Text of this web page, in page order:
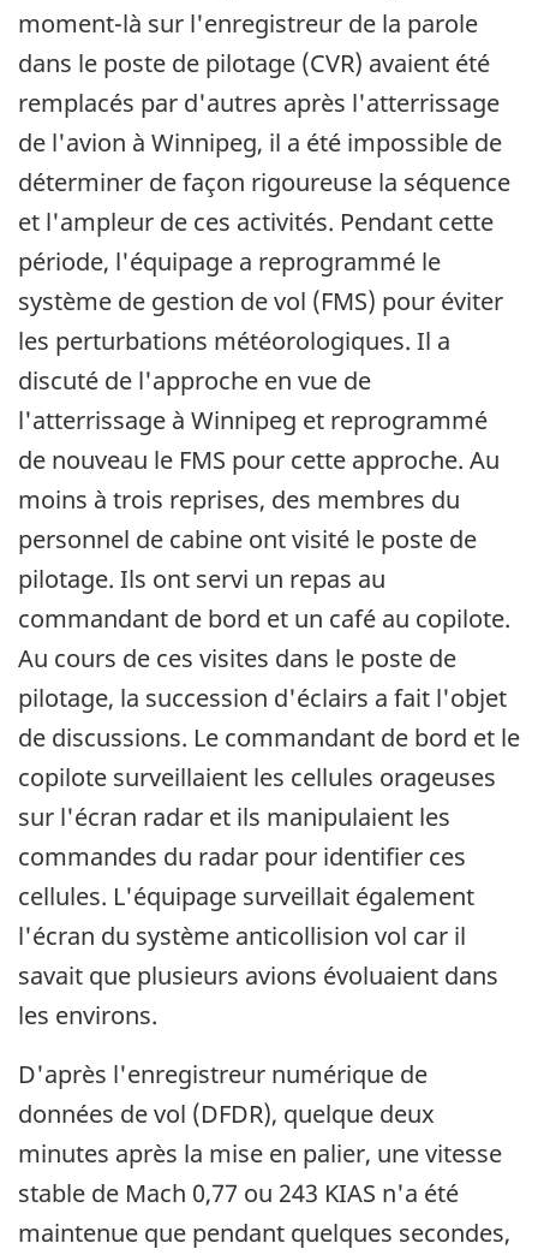
moment-là sur l'enregistreur de la parole
dans le poste de pilotage (CVR) avaient été
remplacés par d'autres après l'atterrissage
de l'avion à Winnipeg, il a été impossible de
déterminer de façon rigoureuse la séquence
et l'ampleur de ces activités. Pendant cette
période, l'équipage a reprogrammé le
système de gestion de vol (FMS) pour éviter
les perturbations météorologiques. Il a
discuté de l'approche en vue de
l'atterrissage à Winnipeg et reprogrammé
de nouveau le FMS pour cette approche. Au
moins à trois reprises, des membres du
personnel de cabine ont visité le poste de
pilotage. Ils ont servi un repas au
commandant de bord et un café au copilote.
Au cours de ces visites dans le poste de
pilotage, la succession d'éclairs a fait l'objet
de discussions. Le commandant de bord et le
copilote surveillaient les cellules orageuses
sur l'écran radar et ils manipulaient les
commandes du radar pour identifier ces
cellules. L'équipage surveillait également
l'écran du système anticollision vol car il
savait que plusieurs avions évoluaient dans
les environs.
D'après l'enregistreur numérique de
données de vol (DFDR), quelque deux
minutes après la mise en palier, une vitesse
stable de Mach 0,77 ou 243 KIAS n'a été
maintenue que pendant quelques secondes,